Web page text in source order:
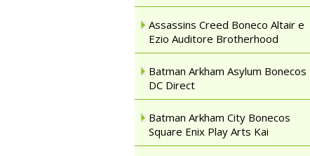
Assassins Creed Boneco Altair e
Ezio Auditore Brotherhood
Batman Arkham Asylum Bonecos
DC Direct
Batman Arkham City Bonecos
Square Enix Play Arts Kai